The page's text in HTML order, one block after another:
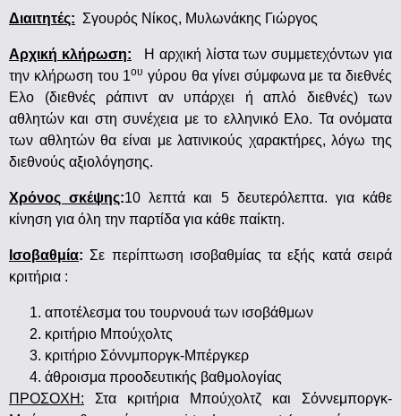
Διαιτητές: Σγουρός Νίκος, Μυλωνάκης Γιώργος
Αρχική κλήρωση: Η αρχική λίστα των συμμετεχόντων για
την κλήρωση του 1ου γύρου θα γίνει σύμφωνα με τα διεθνές
Ελο (διεθνές ράπιντ αν υπάρχει ή απλό διεθνές) των
αθλητών και στη συνέχεια με το ελληνικό Ελο. Τα ονόματα
των αθλητών θα είναι με λατινικούς χαρακτήρες, λόγω της
διεθνούς αξιολόγησης.
Χρόνος σκέψης:10 λεπτά και 5 δευτερόλεπτα. για κάθε
κίνηση για όλη την παρτίδα για κάθε παίκτη.
Ισοβαθμία: Σε περίπτωση ισοβαθμίας τα εξής κατά σειρά
κριτήρια :
αποτέλεσμα του τουρνουά των ισοβάθμων
κριτήριο Μπούχολτς
κριτήριο Σόννμποργκ-Μπέργκερ
άθροισμα προοδευτικής βαθμολογίας
ΠΡΟΣΟΧΗ: Στα κριτήρια Μπούχολτζ και Σόννεμποργκ-